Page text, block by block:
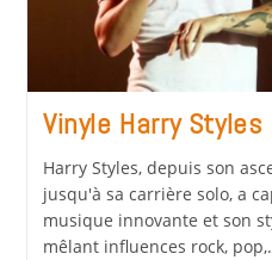
Vinyle Harry Styles
Harry Styles, depuis son
jusqu'à sa carrière solo, a
musique innovante et son
mêlant influences rock,